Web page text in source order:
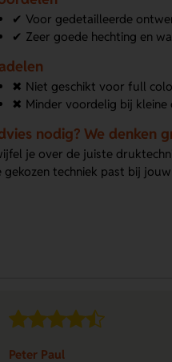
✔ Voor gedetailleerde
✔ Zeer goede hechting en
✖ Niet geschikt voor full
✖ Minder voordelig bij kleine
nodig? We denken
je over de juiste
gekozen techniek past bij
Peter Paul